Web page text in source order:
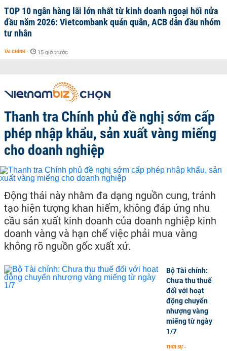
TOP 10 ngân hàng lãi lớn nhất từ kinh doanh ngoại hối nửa
đầu năm 2026: Vietcombank quán quân, ACB dẫn đầu nhóm
tư nhân
TÀI CHÍNH - 15 giờ trước
Thanh tra Chính phủ đề nghị sớm cấp
phép nhập khẩu, sản xuất vàng miếng
cho doanh nghiệp
Động thái này nhằm đa dạng nguồn cung, tránh
tạo hiện tượng khan hiếm, không đáp ứng nhu
cầu sản xuất kinh doanh của doanh nghiệp kinh
doanh vàng và hạn chế việc phải mua vàng
không rõ nguồn gốc xuất xứ.
Bộ Tài chính:
Chưa thu thuế
đối với hoạt
động chuyển
nhượng vàng
miếng từ ngày
1/7
THỜI SỰ -